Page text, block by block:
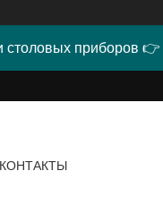
приборов 👉
КОНТАКТЫ